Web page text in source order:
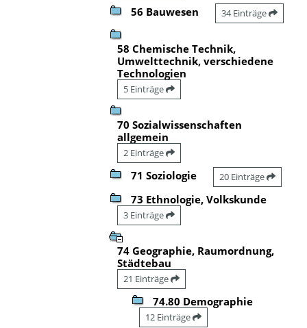
56 Bauwesen 34 Einträge
58 Chemische Technik,
Umwelttechnik, verschiedene
Technologien
5 Einträge
70 Sozialwissenschaften
allgemein
2 Einträge
71 Soziologie 20 Einträge
73 Ethnologie, Volkskunde
3 Einträge
74 Geographie, Raumordnung,
Städtebau
21 Einträge
74.80 Demographie
12 Einträge